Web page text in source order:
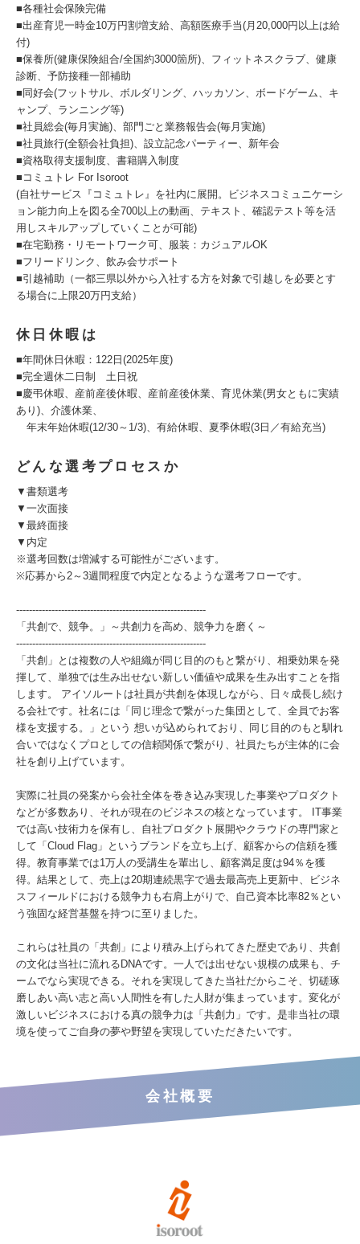
■各種社会保険完備
■出産育児一時金10万円割増支給、高額医療手当(月20,000円以上は給
付)
■保養所(健康保険組合/全国約3000箇所)、フィットネスクラブ、健康
診断、予防接種一部補助
■同好会(フットサル、ボルダリング、ハッカソン、ボードゲーム、キ
ャンプ、ランニング等)
■社員総会(毎月実施)、部門ごと業務報告会(毎月実施)
■社員旅行(全額会社負担)、設立記念パーティー、新年会
■資格取得支援制度、書籍購入制度
■コミュトレ For Isoroot
(自社サービス『コミュトレ』を社内に展開。ビジネスコミュニケーシ
ョン能力向上を図る全700以上の動画、テキスト、確認テスト等を活
用しスキルアップしていくことが可能)
■在宅勤務・リモートワーク可、服装：カジュアルOK
■フリードリンク、飲み会サポート
■引越補助（一都三県以外から入社する方を対象で引越しを必要とす
る場合に上限20万円支給）
休日休暇は
■年間休日休暇：122日(2025年度)
■完全週休二日制 土日祝
■慶弔休暇、産前産後休暇、産前産後休業、育児休業(男女ともに実績
あり)、介護休業、
年末年始休暇(12/30～1/3)、有給休暇、夏季休暇(3日／有給充当)
どんな選考プロセスか
▼書類選考
▼一次面接
▼最終面接
▼内定
※選考回数は増減する可能性がございます。
※応募から2～3週間程度で内定となるような選考フローです。
-----------------------------------------------------------
「共創で、競争。」～共創力を高め、競争力を磨く～
-----------------------------------------------------------
「共創」とは複数の人や組織が同じ目的のもと繋がり、相乗効果を発
揮して、単独では生み出せない新しい価値や成果を生み出すことを指
します。 アイソルートは社員が共創を体現しながら、日々成長し続け
る会社です。社名には「同じ理念で繋がった集団として、全員でお客
様を支援する。」という 想いが込められており、同じ目的のもと馴れ
合いではなくプロとしての信頼関係で繋がり、社員たちが主体的に会
社を創り上げています。
実際に社員の発案から会社全体を巻き込み実現した事業やプロダクト
などが多数あり、それが現在のビジネスの核となっています。 IT事業
では高い技術力を保有し、自社プロダクト展開やクラウドの専門家と
して「Cloud Flag」というブランドを立ち上げ、顧客からの信頼を獲
得。教育事業では1万人の受講生を輩出し、顧客満足度は94％を獲
得。結果として、売上は20期連続黒字で過去最高売上更新中、ビジネ
スフィールドにおける競争力も右肩上がりで、自己資本比率82％とい
う強固な経営基盤を持つに至りました。
これらは社員の「共創」により積み上げられてきた歴史であり、共創
の文化は当社に流れるDNAです。一人では出せない規模の成果も、チ
ームでなら実現できる。それを実現してきた当社だからこそ、切磋琢
磨しあい高い志と高い人間性を有した人財が集まっています。変化が
激しいビジネスにおける真の競争力は「共創力」です。是非当社の環
境を使ってご自身の夢や野望を実現していただきたいです。
会社概要